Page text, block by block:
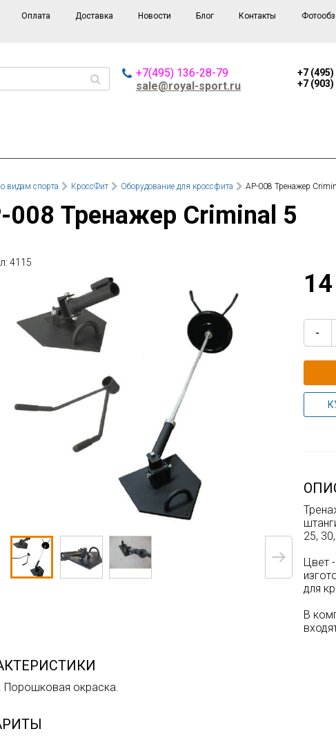
Оплата Доставка Новости Блог Контакты
+7(495) 136-28-79
sale@royal-sport.ru
+7
+7
видам спорта КроссФит Оборудование для кроссфита AP-008 Тренажер
008 Тренажер Criminal 5
4115
-
25,
Цвет
для
В
Порошковая окраска.